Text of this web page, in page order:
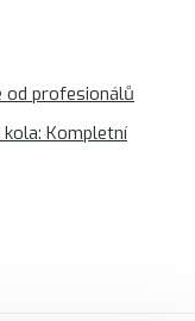
od profesionálů
Kompletní